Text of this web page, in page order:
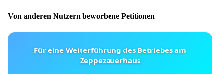
Von anderen Nutzern beworbene Petitionen
Für eine Weiterführung des Betriebes am
Zeppezauerhaus